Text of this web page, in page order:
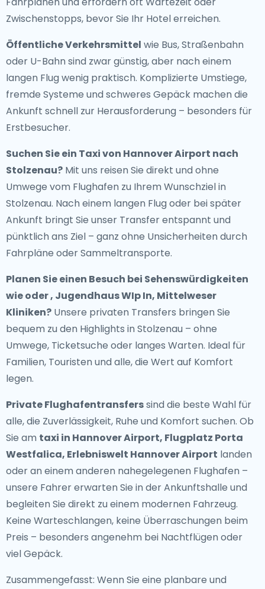
Zwischenstopps, bevor Sie Ihr Hotel erreichen.
Öffentliche Verkehrsmittel wie Bus, Straßenbahn
oder U-Bahn sind zwar günstig, aber nach einem
langen Flug wenig praktisch. Komplizierte Umstiege,
fremde Systeme und schweres Gepäck machen die
Ankunft schnell zur Herausforderung – besonders für
Erstbesucher.
Suchen Sie ein Taxi von Hannover Airport nach
Stolzenau? Mit uns reisen Sie direkt und ohne
Umwege vom Flughafen zu Ihrem Wunschziel in
Stolzenau. Nach einem langen Flug oder bei später
Ankunft bringt Sie unser Transfer entspannt und
pünktlich ans Ziel – ganz ohne Unsicherheiten durch
Fahrpläne oder Sammeltransporte.
Planen Sie einen Besuch bei Sehenswürdigkeiten
wie oder , Jugendhaus WIp In, Mittelweser
Kliniken? Unsere privaten Transfers bringen Sie
bequem zu den Highlights in Stolzenau – ohne
Umwege, Ticketsuche oder langes Warten. Ideal für
Familien, Touristen und alle, die Wert auf Komfort
legen.
Private Flughafentransferssind die beste Wahl für
alle, die Zuverlässigkeit, Ruhe und Komfort suchen. Ob
Sie am taxi in Hannover Airport, Flugplatz Porta
Westfalica, Erlebniswelt Hannover Airport landen
oder an einem anderen nahegelegenen Flughafen –
unsere Fahrer erwarten Sie in der Ankunftshalle und
begleiten Sie direkt zu einem modernen Fahrzeug.
Keine Warteschlangen, keine Überraschungen beim
Preis – besonders angenehm bei Nachtflügen oder
viel Gepäck.
Zusammengefasst: Wenn Sie eine planbare und